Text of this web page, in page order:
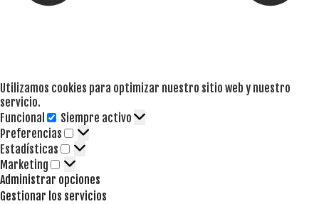
Utilizamos cookies para optimizar nuestro sitio web y nuestro
servicio.
Funcional
Funcional
Siempre activo
Preferencias
Preferencias
Estadísticas Estadísticas
Marketing Marketing
Administrar opciones
Gestionar los servicios